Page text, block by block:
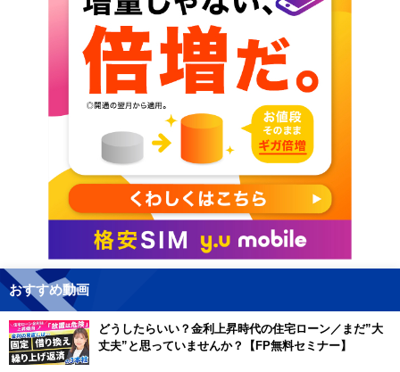
おすすめ動画
どうしたらいい？金利上昇時代の住宅ローン／まだ”大
丈夫”と思っていませんか？【FP無料セミナー】